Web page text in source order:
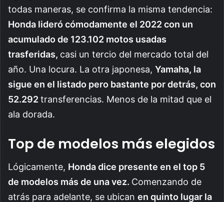
todas maneras, se confirma la misma tendencia:
Honda lideró cómodamente el 2022 con un
acumulado de 123.102 motos usadas
trasferidas, casi un tercio del mercado total del
año. Una locura. La otra japonesa, Yamaha, la
sigue en el listado pero bastante por detrás, con
52.292transferencias. Menos de la mitad que el
ala dorada.
Top de modelos más elegidos
Lógicamente, Honda dice presente en el top 5
de modelos más de una vez. Comenzando de
atrás para adelante, se ubican en quinto lugar la